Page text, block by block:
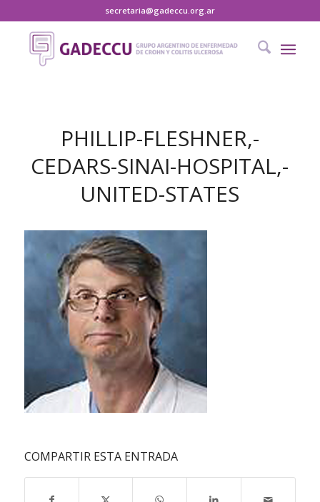
secretaria@gadeccu.org.ar
PHILLIP-FLESHNER,-
CEDARS-SINAI-HOSPITAL,-
UNITED-STATES
COMPARTIR ESTA ENTRADA